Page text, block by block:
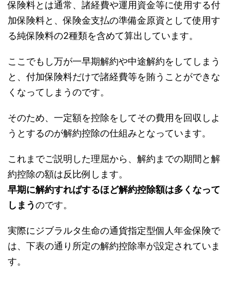
保険料とは通常、諸経費や運用資金等に使用する付
加保険料と、保険金支払の準備金原資として使用す
る純保険料の2種類を含めて算出しています。
ここでもし万が一早期解約や中途解約をしてしまう
と、付加保険料だけで諸経費等を賄うことができな
くなってしまうのです。
そのため、一定額を控除をしてその費用を回収しよ
うとするのが解約控除の仕組みとなっています。
これまでご説明した理屈から、解約までの期間と解
約控除の額は反比例します。
早期に解約すればするほど解約控除額は多くなって
しまうのです。
実際にジブラルタ生命の通貨指定型個人年金保険で
は、下表の通り所定の解約控除率が設定されていま
す。